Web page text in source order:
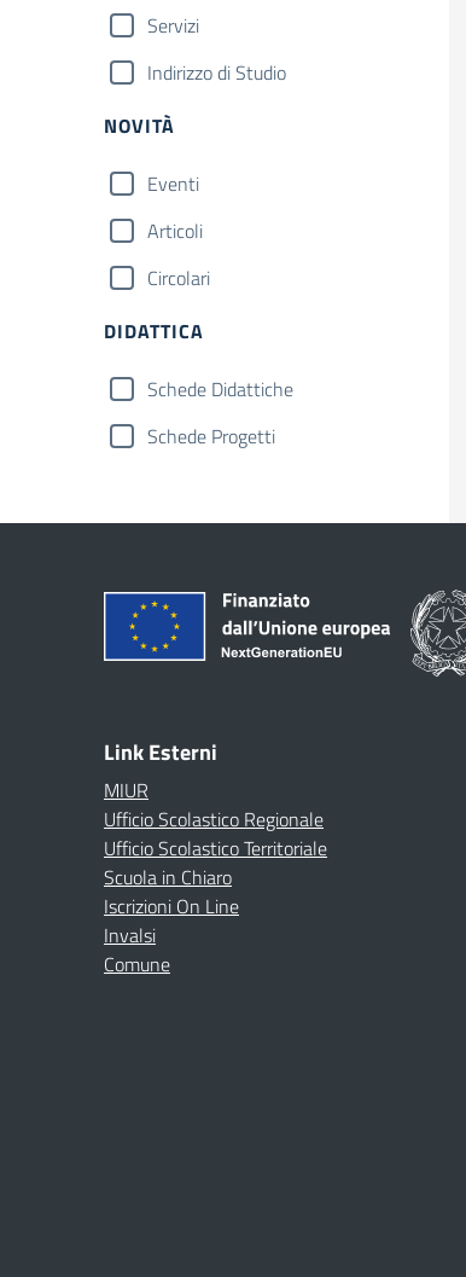
Servizi
Indirizzo di Studio
NOVITÀ
Eventi
Articoli
Circolari
DIDATTICA
Schede Didattiche
Schede Progetti
Link Esterni
MIUR
Ufficio Scolastico Regionale
Ufficio Scolastico Territoriale
Scuola in Chiaro
Iscrizioni On Line
Invalsi
Comune